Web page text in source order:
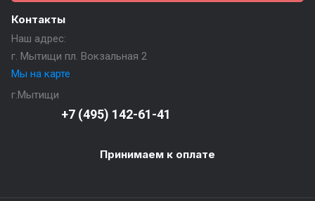
Контакты
Наш адрес:
г. Мытищи пл. Вокзальная 2
Мы на карте
г.Мытищи
+7 (495) 142-61-41
Принимаем к оплате